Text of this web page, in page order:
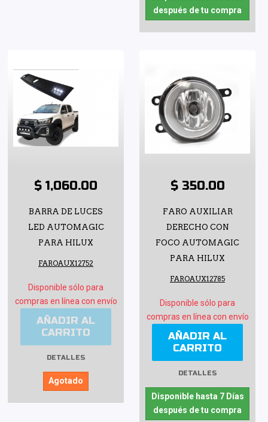
después de tu compra
$ 1,060.00
BARRA DE LUCES
LED AUTOMAGIC
PARA HILUX
FAROAUX12752
Disponible sólo para
compras en línea con envío
AÑADIR AL
CARRITO
DETALLES
Agotado
$ 350.00
FARO AUXILIAR
DERECHO CON
FOCO AUTOMAGIC
PARA HILUX
FAROAUX12785
Disponible sólo para
compras en línea con envío
AÑADIR AL
CARRITO
DETALLES
Disponible hasta 7 Días
después de tu compra